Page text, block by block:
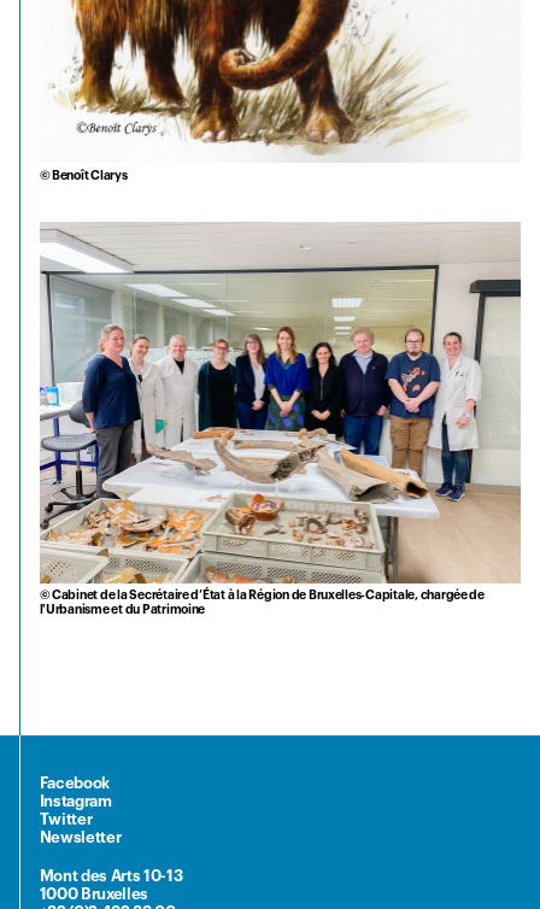
© Benoît Clarys
© Cabinet de la Secrétaire d’État à la Région de Bruxelles-Capitale, chargée de
l'Urbanisme et du Patrimoine
Facebook
Instagram
Twitter
Newsletter
Mont des Arts 10-13
1000 Bruxelles